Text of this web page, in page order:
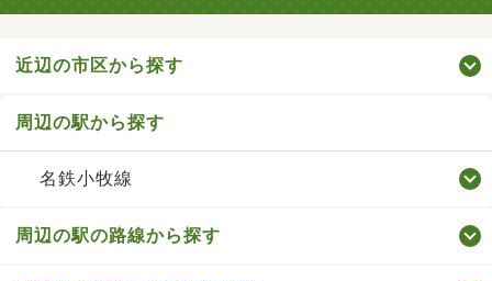
近辺の市区から探す
周辺の駅から探す
名鉄小牧線
周辺の駅の路線から探す